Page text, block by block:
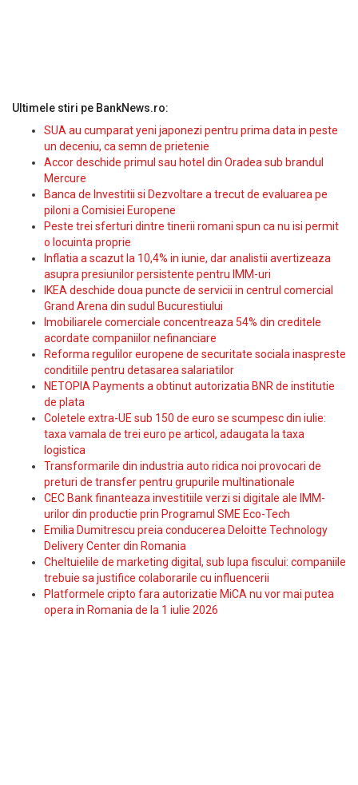
Ultimele stiri pe BankNews.ro:
SUA au cumparat yeni japonezi pentru prima data in peste
un deceniu, ca semn de prietenie
Accor deschide primul sau hotel din Oradea sub brandul
Mercure
Banca de Investitii si Dezvoltare a trecut de evaluarea pe
piloni a Comisiei Europene
Peste trei sferturi dintre tinerii romani spun ca nu isi permit
o locuinta proprie
Inflatia a scazut la 10,4% in iunie, dar analistii avertizeaza
asupra presiunilor persistente pentru IMM-uri
IKEA deschide doua puncte de servicii in centrul comercial
Grand Arena din sudul Bucurestiului
Imobiliarele comerciale concentreaza 54% din creditele
acordate companiilor nefinanciare
Reforma regulilor europene de securitate sociala inaspreste
conditiile pentru detasarea salariatilor
NETOPIA Payments a obtinut autorizatia BNR de institutie
de plata
Coletele extra-UE sub 150 de euro se scumpesc din iulie:
taxa vamala de trei euro pe articol, adaugata la taxa
logistica
Transformarile din industria auto ridica noi provocari de
preturi de transfer pentru grupurile multinationale
CEC Bank finanteaza investitiile verzi si digitale ale IMM-
urilor din productie prin Programul SME Eco-Tech
Emilia Dumitrescu preia conducerea Deloitte Technology
Delivery Center din Romania
Cheltuielile de marketing digital, sub lupa fiscului: companiile
trebuie sa justifice colaborarile cu influencerii
Platformele cripto fara autorizatie MiCA nu vor mai putea
opera in Romania de la 1 iulie 2026